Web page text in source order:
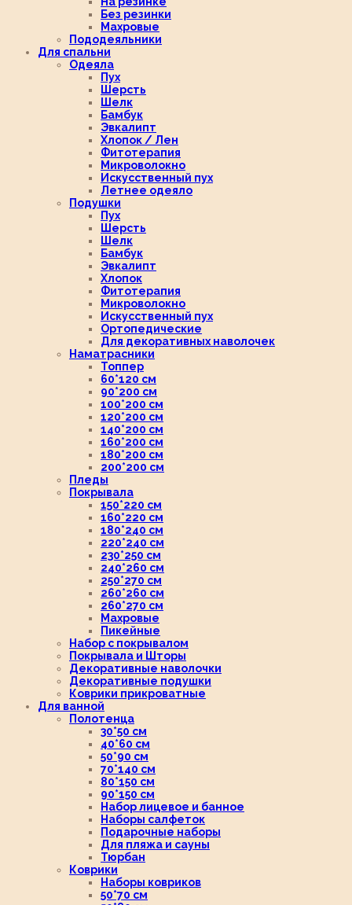
Без резинки
Махровые
Пододеяльники
Для спальни
Одеяла
Пух
Шерсть
Шелк
Бамбук
Эвкалипт
Хлопок / Лен
Фитотерапия
Микроволокно
Искусственный пух
Летнее одеяло
Подушки
Пух
Шерсть
Шелк
Бамбук
Эвкалипт
Хлопок
Фитотерапия
Микроволокно
Искусственный пух
Ортопедические
Для декоративных наволочек
Наматрасники
Топпер
60*120 см
90*200 см
100*200 см
120*200 см
140*200 см
160*200 см
180*200 см
200*200 см
Пледы
Покрывала
150*220 см
160*220 см
180*240 см
220*240 см
230*250 см
240*260 см
250*270 см
260*260 см
260*270 см
Махровые
Пикейные
Набор с покрывалом
Покрывала и Шторы
Декоративные наволочки
Декоративные подушки
Коврики прикроватные
Для ванной
Полотенца
30*50 см
40*60 см
50*90 см
70*140 см
80*150 см
90*150 см
Набор лицевое и банное
Наборы салфеток
Подарочные наборы
Для пляжа и сауны
Тюрбан
Коврики
Наборы ковриков
50*70 см